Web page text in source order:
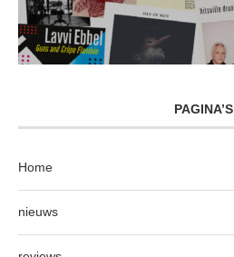
PAGINA’S
Home
nieuws